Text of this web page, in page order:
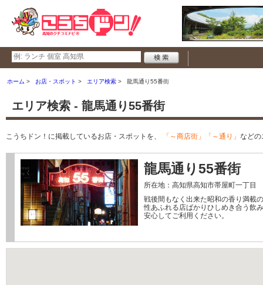
ホーム お店・スポット エリア検索 龍馬通り55番街
エリア検索 - 龍馬通り55番街
こうちドン！に掲載しているお店・スポットを、 「～商店街」「～通り」 などの
龍馬通り55番街
所在地：高知県高知市帯屋町一丁目
戦後間もなく出来た昭和の香り満載
性あふれる店ばかりひしめき合う飲
安心してご利用ください。